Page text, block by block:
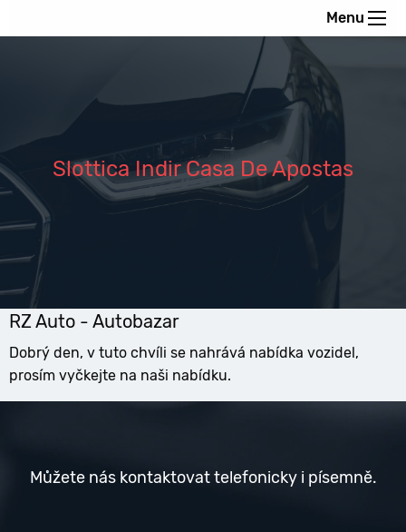
Menu
Slottica Indir Casa De Apostas
RZ Auto - Autobazar
Dobrý den, v tuto chvíli se nahrává nabídka vozidel,
prosím vyčkejte na naši nabídku.
Můžete nás kontaktovat telefonicky i písemně.